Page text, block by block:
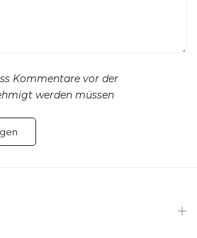
Kommentare vor der
werden müssen